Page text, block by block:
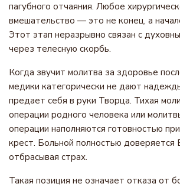
пагубного отчаяния. Любое
вмешательство — это не конец, а
Этот этап неразрывно связан с
через телесную скорбь.
Когда звучит молитва за здоровье
медики категорически не дают
предает себя в руки Творца. Тихая
операции родного человека или
операции наполняются готовностью
крест. Больной полностью доверяется
отбрасывая страх.
Такая позиция не означает отказа от